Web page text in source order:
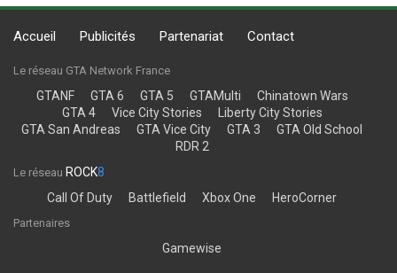
Accueil Publicités Partenariat Contact
Le réseau GTA Network France
GTANF GTA 6 GTA 5 GTAMulti
Chinatown Wars
GTA 4
Vice City Stories
Liberty City Stories
GTA San Andreas
GTA Vice City GTA 3
GTA Old School
RDR 2
Le réseau ROCK8
Call Of Duty
Battlefield Xbox One HeroCorner
Partenaires
Gamewise